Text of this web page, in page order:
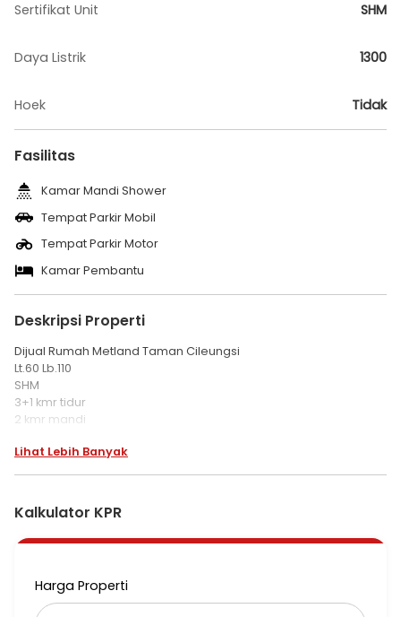
Sertifikat Unit SHM
Daya Listrik 1300
Hoek Tidak
Fasilitas
Kamar Mandi Shower
Tempat Parkir Mobil
Tempat Parkir Motor
Kamar Pembantu
Deskripsi Properti
Dijual Rumah Metland Taman Cileungsi
Lt.60 Lb.110
SHM
3+1 kmr tidur
2 kmr mandi
Laundry room
Listrik 1.300w
Air sumur bor
Balkon
Dkt Mall metropolitan Cileungsi
Dkt RS Hermina Cileungsi
Lihat Lebih Banyak
Kalkulator KPR
Harga Properti